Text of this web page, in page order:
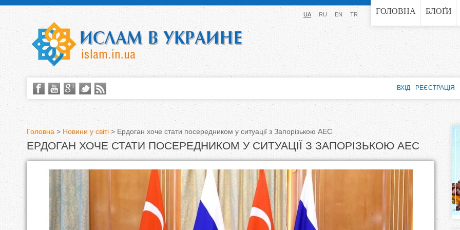
Jump to navigation ГОЛОВНА БЛОҐИ
UA RU EN TR
В
Головна > Новини у світі > Ердоган хоче стати посередником у ситуації з Запорізькою АЕС
ЕРДОГАН ХОЧЕ СТАТИ ПОСЕРЕДНИКОМ У СИТУАЦІЇ З ЗАПОРІЗЬКОЮ АЕС
ВХІД РЕЄСТРАЦІЯ